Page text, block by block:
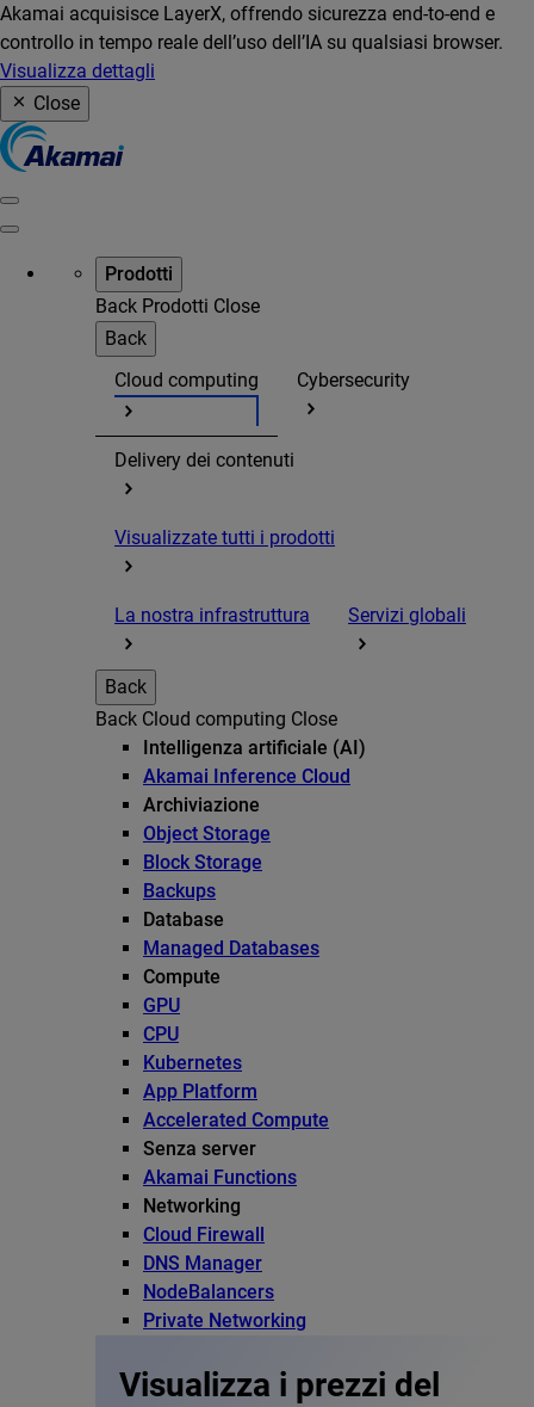
Akamai acquisisce LayerX, offrendo sicurezza end-to-end e
controllo in tempo reale dell’uso dell’IA su qualsiasi browser.
Visualizza dettagli
Close
Prodotti
Back Prodotti Close
Back
Cloud computing
Cybersecurity
Delivery dei contenuti
Visualizzate tutti i prodotti
La nostra infrastruttura Servizi globali
Back
Back Cloud computing Close
Intelligenza artificiale (AI)
Akamai Inference Cloud
Archiviazione
Object Storage
Block Storage
Backups
Database
Managed Databases
Compute
GPU
CPU
Kubernetes
App Platform
Accelerated Compute
Senza server
Akamai Functions
Networking
Cloud Firewall
DNS Manager
NodeBalancers
Private Networking
Visualizza i prezzi del